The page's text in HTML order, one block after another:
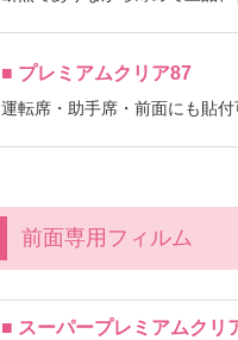
■ プレミアムクリア87
運転席・助手席・前面にも貼
前面専用フィルム
■ スーパープレミアムクリ